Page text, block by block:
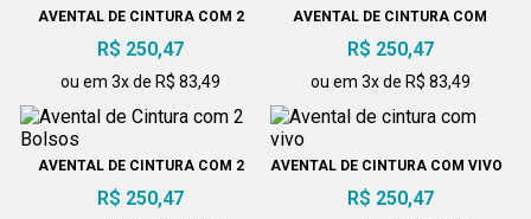
AVENTAL DE CINTURA COM 2
BOLSOS
R$ 250,47
ou em 3x de R$ 83,49
AVENTAL DE CINTURA COM
R$ 250,47
ou em 3x de R$ 83,49
AVENTAL DE CINTURA COM 2
BOLSOS
R$ 250,47
AVENTAL DE CINTURA COM VIVO
R$ 250,47